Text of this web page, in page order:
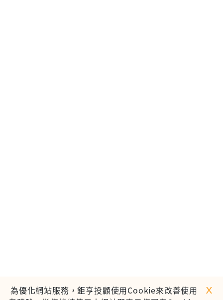
為優化網站服務，鉅亨投顧使用Cookie來改善使用
ｘ